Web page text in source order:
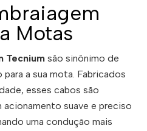
Motas
Tecnium são sinônimo de
a sua mota. Fabricados
esses cabos são
suave e preciso
uma condução mais